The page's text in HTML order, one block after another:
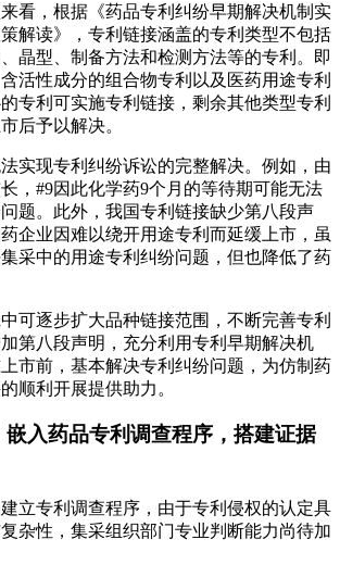
看，根据《药品专利纠纷早期解决机制实
解读》，专利链接涵盖的专利类型不包括
晶型、制备方法和检测方法等的专利。即
活性成分的组合物专利以及医药用途专利
专利可实施专利链接，剩余其他类型专利
后予以解决。
实现专利纠纷诉讼的完整解决。例如，由
，#9因此化学药9个月的等待期可能无法
题。此外，我国专利链接缺少第八段声
企业因难以绕开用途专利而延缓上市，虽
采中的用途专利纠纷问题，但也降低了药
可逐步扩大品种链接范围，不断完善专利
第八段声明，充分利用专利早期解决机
市前，基本解决专利纠纷问题，为仿制药
顺利开展提供助力。
嵌入药品专利调查程序，搭建证据
立专利调查程序，由于专利侵权的认定具
杂性，集采组织部门专业判断能力尚待加